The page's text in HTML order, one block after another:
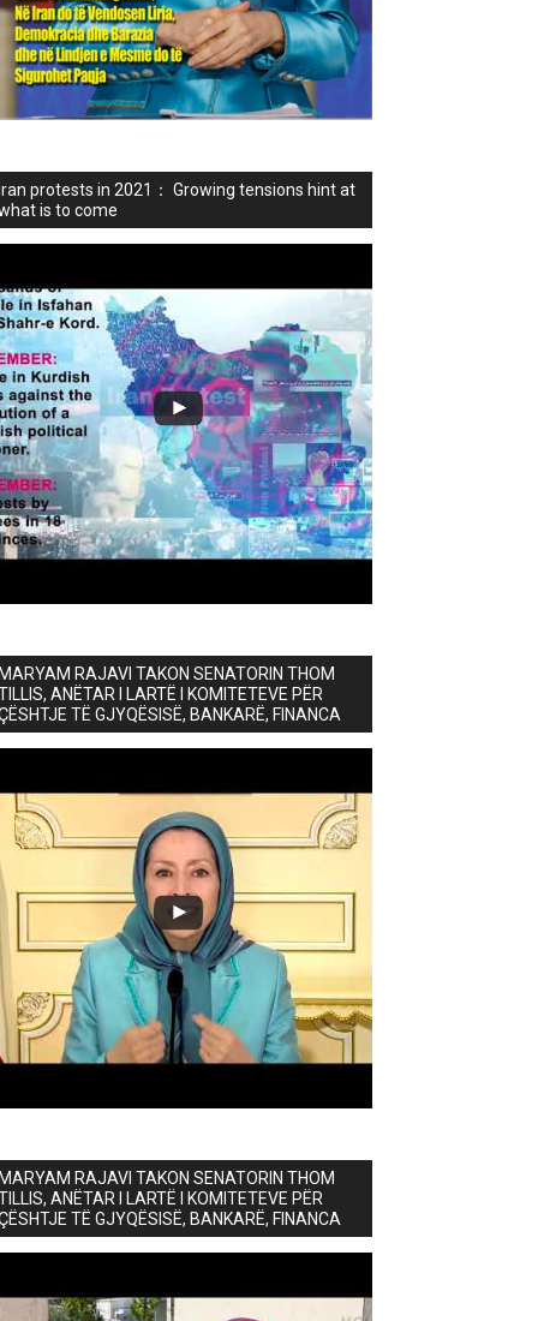
protests in 2021： Growing tensions hint at
is to come
RAJAVI TAKON SENATORIN THOM
ANËTAR I LARTË I KOMITETEVE PËR
TË GJYQËSISË, BANKARË, FINANCA
RAJAVI TAKON SENATORIN THOM
ANËTAR I LARTË I KOMITETEVE PËR
TË GJYQËSISË, BANKARË, FINANCA